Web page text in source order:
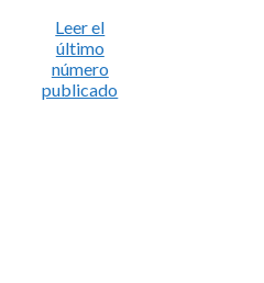
Leer el
último
número
publicado